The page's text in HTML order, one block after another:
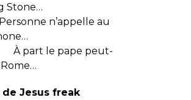
Stone…
n’appelle au
le pape peut-
de Jesus freak